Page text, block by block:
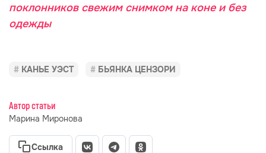
поклонников свежим снимком на коне и без
одежды
КАНЬЕ УЭСТ БЬЯНКА ЦЕНЗОРИ
Автор статьи
Марина Миронова
Ссылка